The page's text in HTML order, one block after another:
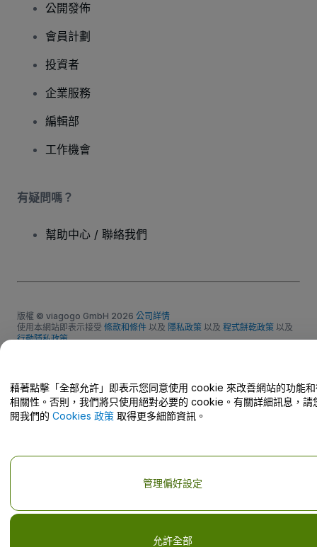
公開發佈
會員計劃
投資者
企業服務
編輯部
工作機會
有疑問嗎？
幫助中心 / 聯絡我們
版權 © viagogo GmbH 2026 公司詳情
使用本網站即表示接受 條款和條件 以及 隱私政策 以及 程式餅乾政策 以及
行動隱私政策
藉著點擊「全部允許」即表示您同意使用 cookie 來改善網站的功能
相關性。否則，我們將只使用絕對必要的 cookie。有關詳細訊息，請
閱我們的 Cookies 政策 取得更多細節資訊。
允許全部
管理偏好設定